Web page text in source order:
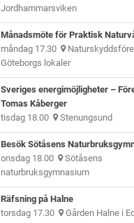
Jordhammarsviken
Månadsmöte för Praktisk
måndag 17.30
Göteborgs lokaler
Sveriges energimöjligheter –
Tomas Kåberger
tisdag 18.00 Stenungsund
Besök Sötåsens
onsdag 18.00 Sötåsens
naturbruksgymnasium
Räfsning på Halne
torsdag 17.30 Gården Halne i